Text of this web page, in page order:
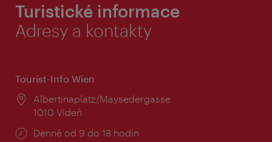
Turistické informace
Adresy a kontakty
Tourist-Info Wien
Místo:
Albertinaplatz/Maysedergasse
1010 Vídeň
Provozní
Denně od 9 do 18 hodin